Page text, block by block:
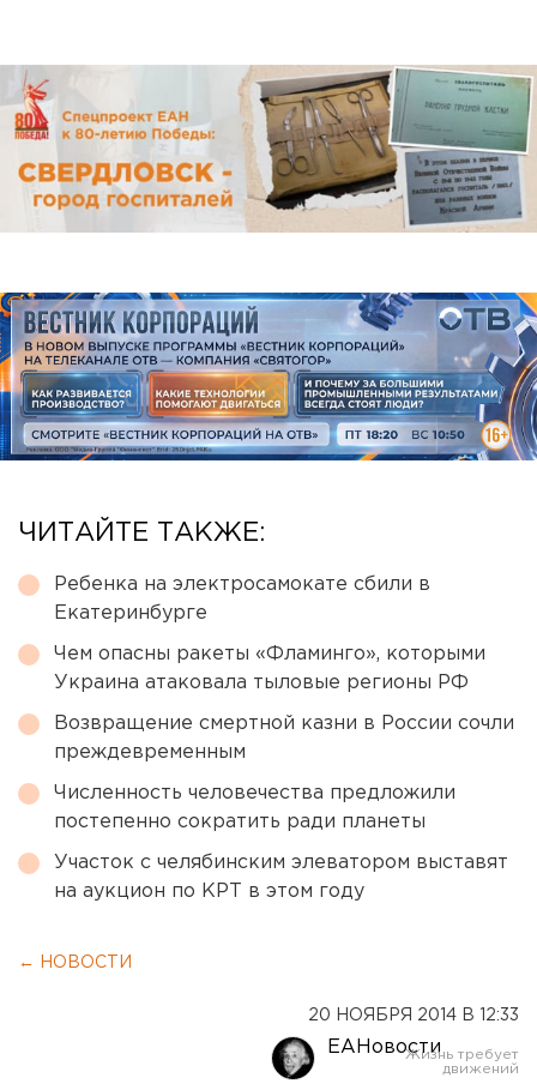
ЧИТАЙТЕ ТАКЖЕ:
Ребенка на электросамокате сбили в
Екатеринбурге
Чем опасны ракеты «Фламинго», которыми
Украина атаковала тыловые регионы РФ
Возвращение смертной казни в России сочли
преждевременным
Численность человечества предложили
постепенно сократить ради планеты
Участок с челябинским элеватором выставят
на аукцион по КРТ в этом году
← НОВОСТИ
20 НОЯБРЯ 2014 В 12:33
ЕАНовости